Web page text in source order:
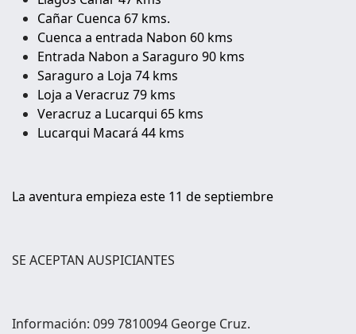
Cañar Cuenca 67 kms.
Cuenca a entrada Nabon 60 kms
Entrada Nabon a Saraguro 90 kms
Saraguro a Loja 74 kms
Loja a Veracruz 79 kms
Veracruz a Lucarqui 65 kms
Lucarqui Macará 44 kms
La aventura empieza este 11 de septiembre
SE ACEPTAN AUSPICIANTES
Información: 099 7810094 George Cruz.